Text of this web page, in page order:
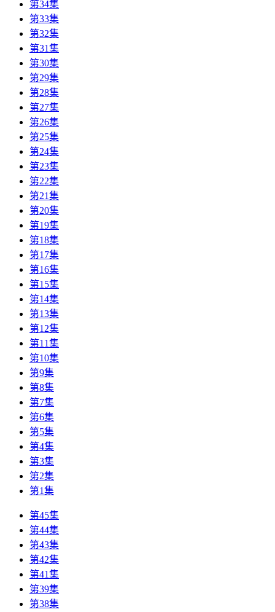
第34集
第33集
第32集
第31集
第30集
第29集
第28集
第27集
第26集
第25集
第24集
第23集
第22集
第21集
第20集
第19集
第18集
第17集
第16集
第15集
第14集
第13集
第12集
第11集
第10集
第9集
第8集
第7集
第6集
第5集
第4集
第3集
第2集
第1集
第45集
第44集
第43集
第42集
第41集
第39集
第38集